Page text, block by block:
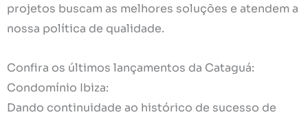
projetos buscam as melhores soluções e atendem a
nossa política de qualidade.
Confira os últimos lançamentos da Cataguá:
Condomínio Ibiza:
Dando continuidade ao histórico de sucesso de